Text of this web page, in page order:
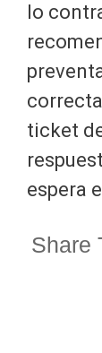
lo
ticket
espera
Share